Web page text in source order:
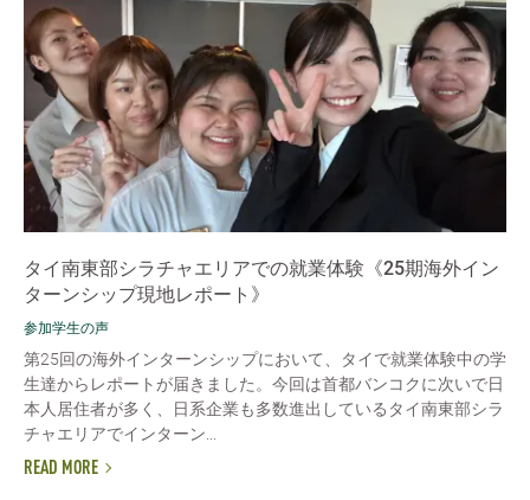
タイ南東部シラチャエリアでの就業体験《25期海外イン
ターンシップ現地レポート》
参加学生の声
第25回の海外インターンシップにおいて、タイで就業体験中の学
生達からレポートが届きました。今回は首都バンコクに次いで日
本人居住者が多く、日系企業も多数進出しているタイ南東部シラ
チャエリアでインターン...
READ MORE